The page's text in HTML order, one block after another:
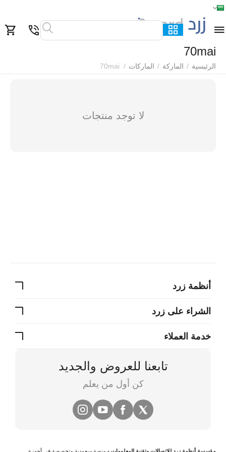
70mai
الرئيسية / الماركة / الماركات /
70mai
لا توجد منتجات
أنظمة زرد
الشراء على زرد
خدمة العملاء
تابعنا للعروض والجديد
كن أول من يعلم
الرئيسية القائمة بحث السلة قائمة المفضلة